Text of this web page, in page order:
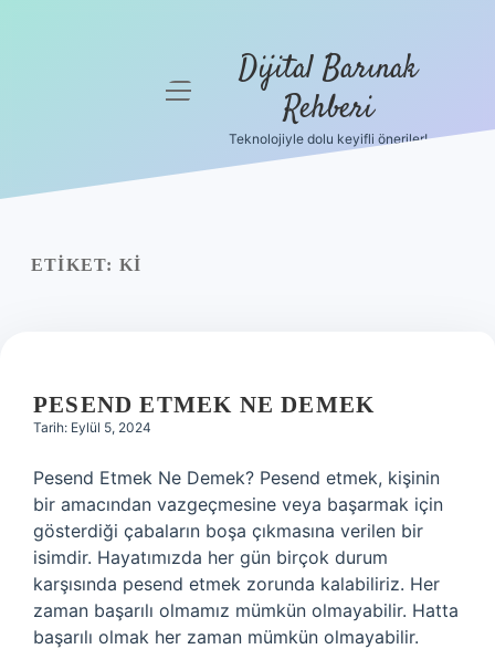
menüyü
Dijital Barınak
Rehberi
Teknolojiyle dolu keyifli öneriler!
ETIKET: KI
PESEND ETMEK NE DEMEK
Tarih: Eylül 5, 2024
Pesend Etmek Ne Demek? Pesend etmek, kişinin
bir amacından vazgeçmesine veya başarmak için
gösterdiği çabaların boşa çıkmasına verilen bir
isimdir. Hayatımızda her gün birçok durum
karşısında pesend etmek zorunda kalabiliriz. Her
zaman başarılı olmamız mümkün olmayabilir. Hatta
başarılı olmak her zaman mümkün olmayabilir.